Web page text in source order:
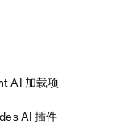
AI 加载项
AI 插件